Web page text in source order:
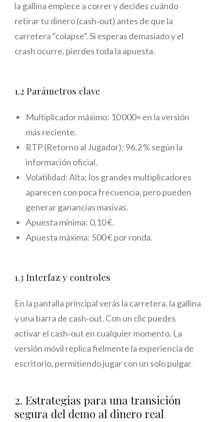
la gallina empiece a correr y decides cuándo
retirar tu dinero (cash‑out) antes de que la
carretera “colapse”. Si esperas demasiado y el
crash ocurre, pierdes toda la apuesta.
1.2 Parámetros clave
Multiplicador máximo: 10 000× en la versión
más reciente.
RTP (Retorno al Jugador): 96,2 % según la
información oficial.
Volatilidad: Alta; los grandes multiplicadores
aparecen con poca frecuencia, pero pueden
generar ganancias masivas.
Apuesta mínima: 0,10 €.
Apuesta máxima: 500 € por ronda.
1.3 Interfaz y controles
En la pantalla principal verás la carretera, la gallina
y una barra de cash‑out. Con un clic puedes
activar el cash‑out en cualquier momento. La
versión móvil replica fielmente la experiencia de
escritorio, permitiendo jugar con un solo pulgar.
2. Estrategias para una transición
segura del demo al dinero real